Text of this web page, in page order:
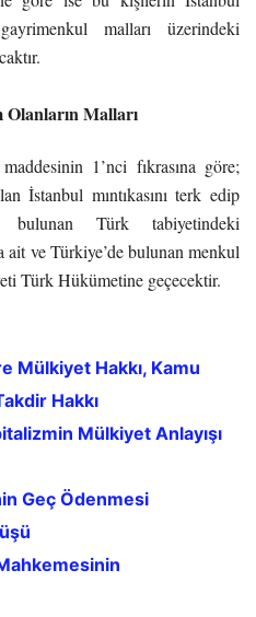
malları üzerindeki
Malları
1’nci fıkrasına göre;
İstanbul mıntıkasını terk edip
bulunan Türk tabiyetindeki
ve Türkiye’de bulunan menkul
Türk Hükümetine geçecektir.
Mülkiyet Hakkı, Kamu
Hakkı
Mülkiyet Anlayışı
Geç Ödenmesi